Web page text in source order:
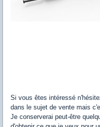
Si vous êtes intéressé
dans le sujet de vente mais
Je conserverai peut-être